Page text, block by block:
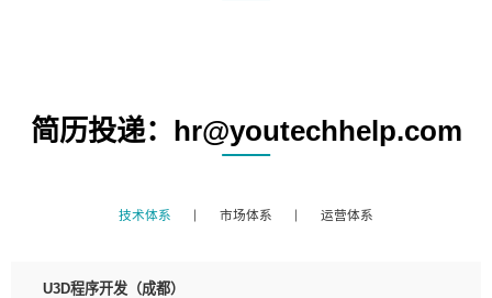
简历投递：hr@youtechhelp.com
技术体系 市场体系 运营体系
U3D程序开发（成都）